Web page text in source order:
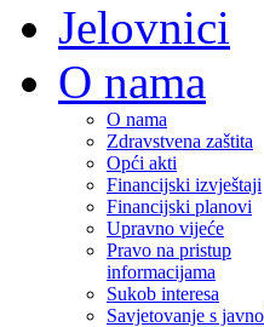
Jelovnici
O nama
O nama
Zdravstvena zaštita
Opći akti
Financijski izvještaji
Financijski planovi
Upravno vijeće
Pravo na pristup
informacijama
Sukob interesa
Savjetovanje s